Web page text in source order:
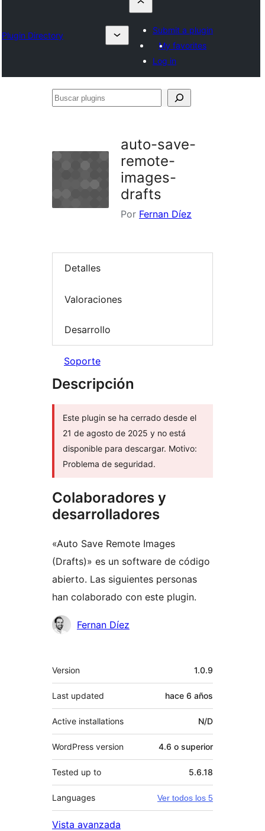
Plugin Directory
Submit a plugin
My favorites
Log in
Buscar
auto-save-
remote-
images-
drafts
Por Fernan Díez
Detalles
Valoraciones
Desarrollo
Soporte
Descripción
Este plugin se ha cerrado desde el
21 de agosto de 2025 y no está
disponible para descargar. Motivo:
Problema de seguridad.
Colaboradores y
desarrolladores
«Auto Save Remote Images
(Drafts)» es un software de código
abierto. Las siguientes personas
han colaborado con este plugin.
Colaboradores
Fernan Díez
Meta
Version 1.0.9
Last updated hace 6 años
Active installations N/D
WordPress version 4.6 o superior
Tested up to 5.6.18
Languages Ver todos los 5
Vista avanzada